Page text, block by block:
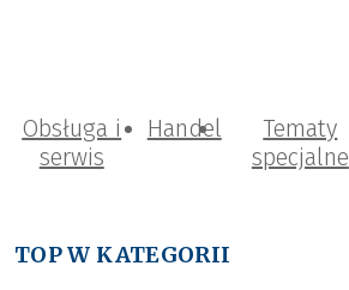
Obsługa i
serwis
Handel
Tematy
specjalne
TOP W KATEGORII